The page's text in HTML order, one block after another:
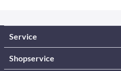
Service
Shopservice